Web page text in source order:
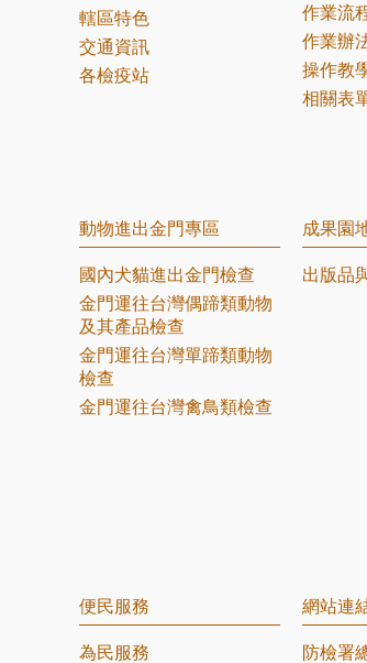
轄區特色
交通資訊
各檢疫站
作業流
作業辦
操作教
相關表
動物進出金門專區
國內犬貓進出金門檢查
金門運往台灣偶蹄類動物
及其產品檢查
金門運往台灣單蹄類動物
檢查
金門運往台灣禽鳥類檢查
成果園
出版品
便民服務
為民服務
網站連
防檢署